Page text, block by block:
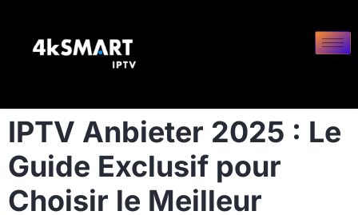
IPTV Anbieter 2025 : Le
Guide Exclusif pour
Choisir le Meilleur